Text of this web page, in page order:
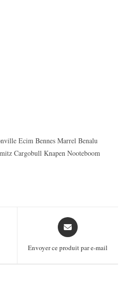
Ecim Bennes Marrel Benalu
Cargobull Knapen Nooteboom
Opens
in
new
Envoyer ce produit par e-mail